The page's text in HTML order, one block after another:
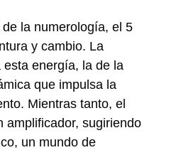
la numerología, el 5
y cambio. La
esta energía, la de la
que impulsa la
Mientras tanto, el
amplificador, sugiriendo
un mundo de